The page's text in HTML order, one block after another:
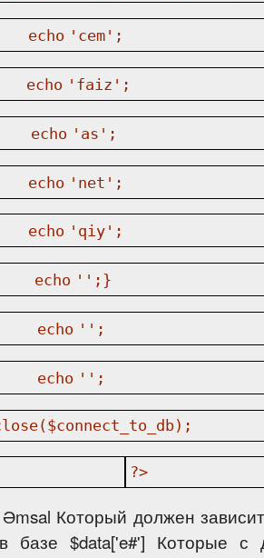
echo 'cem' ;
echo 'faiz' ;
echo 'as' ;
echo 'net' ;
echo 'qiy' ;
echo '' ;}
echo '' ;
echo '' ;
$connect_to_db);
?>
Который должен
базе $data['e#'] Которые